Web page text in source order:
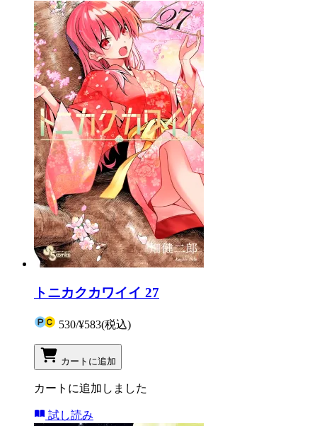
トニカクカワイイ 27
530/¥583(税込)
カートに追加
カートに追加しました
試し読み